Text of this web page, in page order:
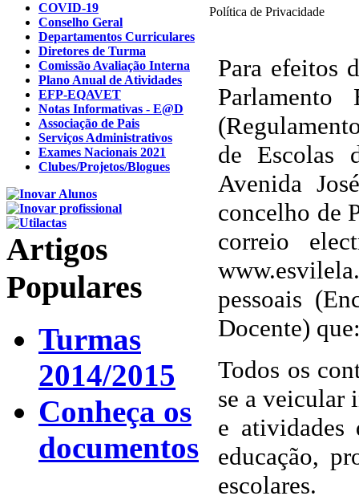
Política de Privacidade
Para efeitos
de Escolas
Avenida
concelho de
correio
pessoais
Docente)
Todos os
se a veicular
e atividades
educação,
escolares.
COVID-19
Conselho Geral
Departamentos Curriculares
Diretores de Turma
Comissão Avaliação Interna
Plano Anual de Atividades
EFP-EQAVET
Notas Informativas - E@D
Associação de Pais
Serviços Administrativos
Exames Nacionais 2021
Clubes/Projetos/Blogues
Artigos
Populares
Turmas
2014/2015
Conheça os
documentos